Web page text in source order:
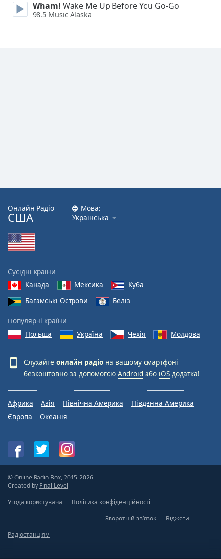
Wham! Wake Me Up Before You Go-Go
98.5 Music Alaska
Онлайн Радіо
США
Мова:
Українська
Сусідні країни
Канада
Мексика
Куба
Багамські Острови
Беліз
Популярні країни
Польща
Україна Чехія Молдова
Слухайте онлайн радіо на вашому смартфоні
безкоштовно за допомогою Android або iOS додатка!
Африка Азія Північна Америка
Південна Америка
Європа
Океанія
© Online Radio Box, 2015-2026.
Created by Final Level
Угода користувача
Політика конфіденційності
Зворотній зв’язок
Віджети
Радіостанціям